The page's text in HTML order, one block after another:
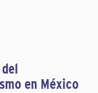
en México